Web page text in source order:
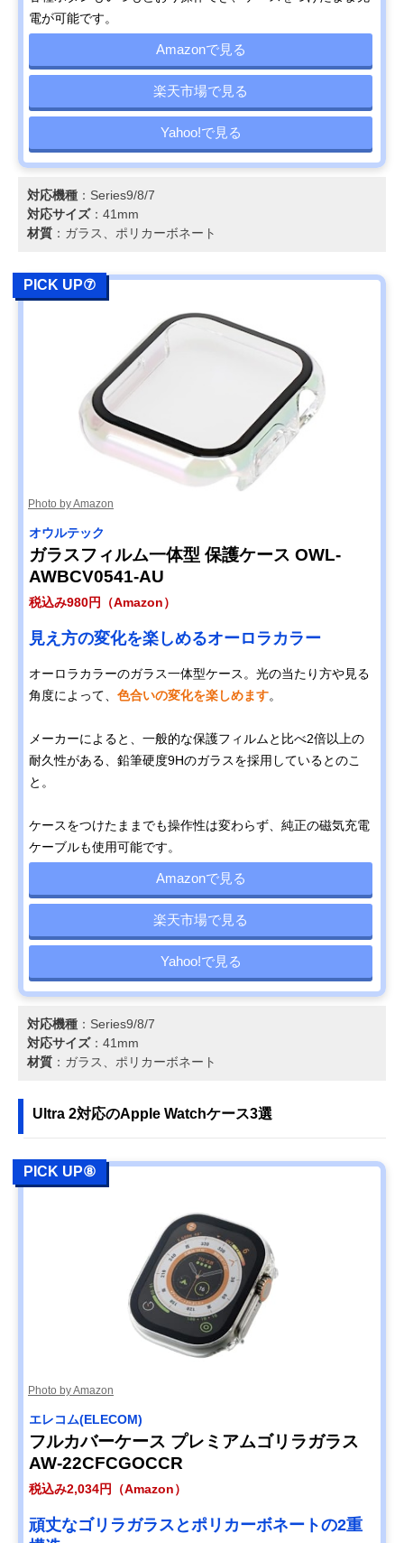
電が可能です。
Amazonで見る
楽天市場で見る
Yahoo!で見る
対応機種 ：Series9/8/7
対応サイズ：41mm
材質 ：ガラス、ポリカーボネート
PICK UP⑦
Photo by Amazon
オウルテック
ガラスフィルム一体型 保護ケース OWL-
AWBCV0541-AU
税込み980円（Amazon）
見え方の変化を楽しめるオーロラカラー
オーロラカラーのガラス一体型ケース。光の当たり方や見る
角度によって、 色合いの変化を楽しめます。
メーカーによると、一般的な保護フィルムと比べ2倍以上の
耐久性がある、鉛筆硬度9Hのガラスを採用しているとのこ
と。
ケースをつけたままでも操作性は変わらず、純正の磁気充電
ケーブルも使用可能です。
Amazonで見る
楽天市場で見る
Yahoo!で見る
対応機種 ：Series9/8/7
対応サイズ：41mm
材質 ：ガラス、ポリカーボネート
Ultra 2対応のApple Watchケース3選
PICK UP⑧
Photo by Amazon
エレコム(ELECOM)
フルカバーケース プレミアムゴリラガラス
AW-22CFCGOCCR
税込み2,034円（Amazon）
頑丈なゴリラガラスとポリカーボネートの2重